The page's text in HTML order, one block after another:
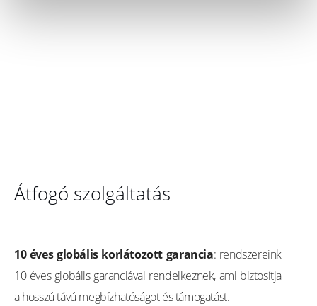
Átfogó szolgáltatás
10 éves globális korlátozott garancia: rendszereink
10 éves globális garanciával rendelkeznek, ami biztosítja
a hosszú távú megbízhatóságot és támogatást.